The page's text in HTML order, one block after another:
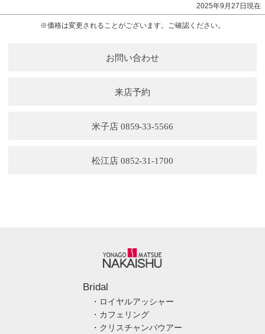
2025年9月27日現在
※価格は変更されることがございます。ご確認ください。
お問い合わせ
来店予約
米子店 0859-33-5566
松江店 0852-31-1700
Bridal
・ロイヤルアッシャー
・カフェリング
・クリスチャンバウアー